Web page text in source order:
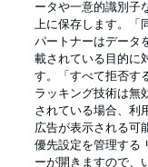
ータや一意的識別子
上に保存します。「
パートナーはデータ
載されている目的に
す。「すべて拒否す
ラッキング技術は無
されている場合、利
広告が表示される可
優先設定を管理する
ーが開きますので、